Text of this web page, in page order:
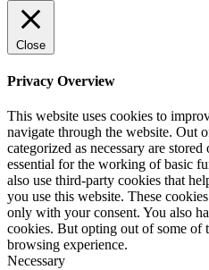
Close
Privacy Overview
This website uses cookies to
navigate through the website. Out
categorized as necessary are
essential for the working of basic
also use third-party cookies that
you use this website. These
only with your consent. You also
cookies. But opting out of some of
browsing experience.
Necessary